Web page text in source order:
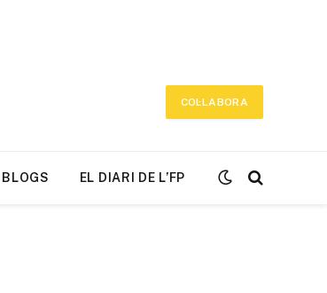
COL·LABORA
BLOGS EL DIARI DE L’FP